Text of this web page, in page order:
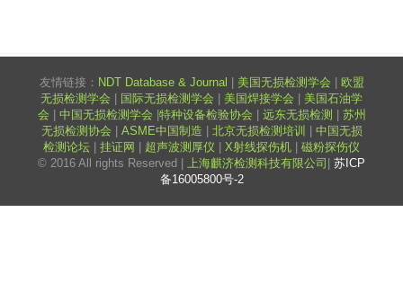
友情链接： NDT Database & Journal 美国无损检测学会
欧盟
无损检测学会
国际无损检测学会 美国焊接学会
美国石油学
会
中国无损检测学会 特种设备检验协会 远东无损检测
苏州
无损检测协会
ASME中国制造 北京无损检测培训
中国无损
检测论坛
挂证网 超声波测厚仪 X射线探伤机
磁粉探伤仪
© 2016 All rights Reserved |
上海麒济检测科技有限公司
苏ICP
备16005800号-2